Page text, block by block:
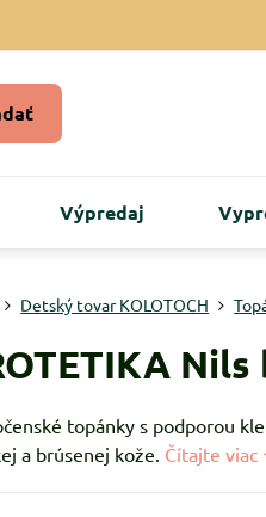
Výpredaj
Detský tovar KOLOTOCH
Nils
topánky s podporou
a brúsenej kože. Čítajte viac